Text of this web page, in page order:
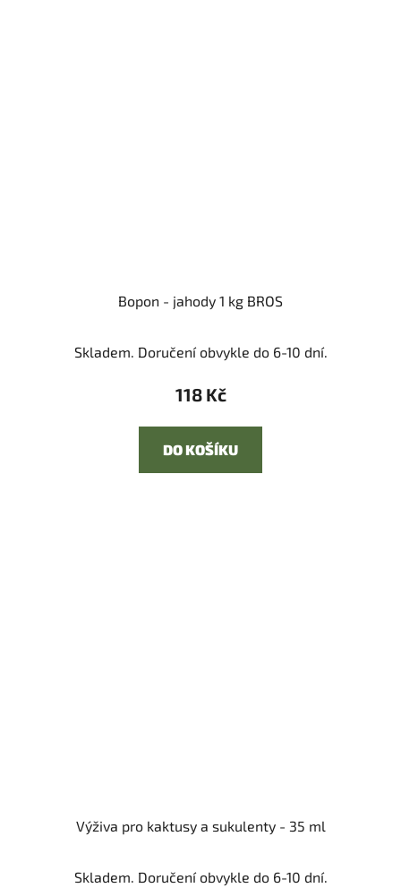
Bopon - jahody 1 kg BROS
Skladem. Doručení obvykle do 6-10 dní.
118 Kč
DO KOŠÍKU
Výživa pro kaktusy a sukulenty - 35 ml
Skladem. Doručení obvykle do 6-10 dní.